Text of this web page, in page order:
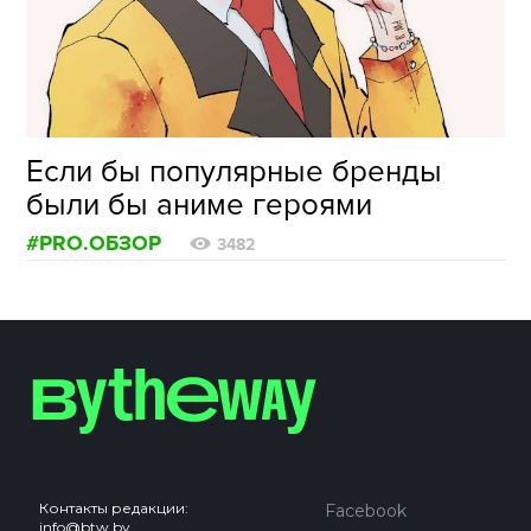
Если бы популярные бренды
были бы аниме героями
#PRO.ОБЗОР 3482
Контакты редакции:
info@btw.by
Facebook
ФОТОГРАФИЯ
ТИПОГРАФИКА
ИСТОРИИ БРЕНДОВ
О ПРОЕКТЕ
РЕКЛАМА